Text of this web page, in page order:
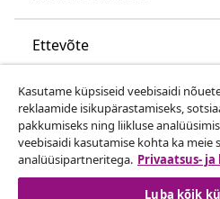
Ettevõte
vidaXL
Vaata rohkem
Kasutame küpsiseid veebisaidi
reklaamide isikupärastamiseks,
pakkumiseks ning liikluse
veebisaidi kasutamise kohta ka meie
analüüsipartneritega. Privaatsus-
Luba kõik